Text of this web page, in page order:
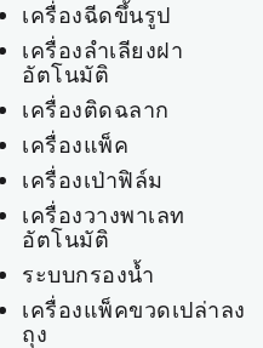
เครื่องฉีดขึ้นรูป
เครื่องลำเลียงฝา
อัตโนมัติ
เครื่องติดฉลาก
เครื่องแพ็ค
เครื่องเป่าฟิล์ม
เครื่องวางพาเลท
อัตโนมัติ
ระบบกรองน้ำ
เครื่องแพ็คขวดเปล่าลง
ถุง